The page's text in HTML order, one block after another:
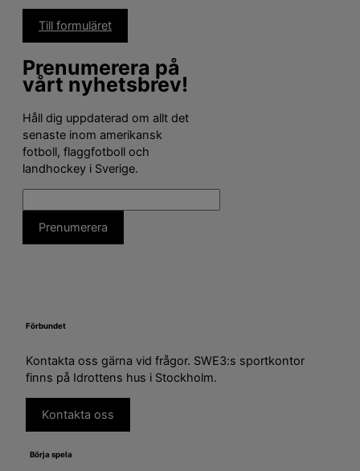
Till formuläret
Prenumerera på
vårt nyhetsbrev!
Håll dig uppdaterad om allt det
senaste inom amerikansk
fotboll, flaggfotboll och
landhockey i Sverige.
Förbundet
Kontakta oss gärna vid frågor. SWE3:s sportkontor
finns på Idrottens hus i Stockholm.
Kontakta oss
Börja spela